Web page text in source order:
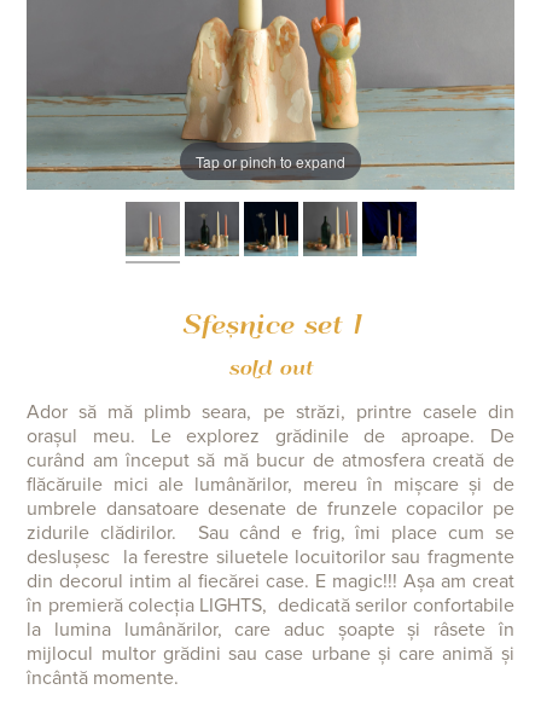
Tap or pinch to expand
Sfeșnice set I
sold out
Ador să mă plimb seara, pe străzi, printre casele din
orașul meu. Le explorez grădinile de aproape. De
curând am început să mă bucur de atmosfera creată de
flăcăruile mici ale lumânărilor, mereu în mișcare și de
umbrele dansatoare desenate de frunzele copacilor pe
zidurile clădirilor. Sau când e frig, îmi place cum se
deslușesc la ferestre siluetele locuitorilor sau fragmente
din decorul intim al fiecărei case. E magic!!! Așa am creat
în premieră colecția LIGHTS, dedicată serilor confortabile
la lumina lumânărilor, care aduc șoapte și râsete în
mijlocul multor grădini sau case urbane și care animă și
încântă momente.